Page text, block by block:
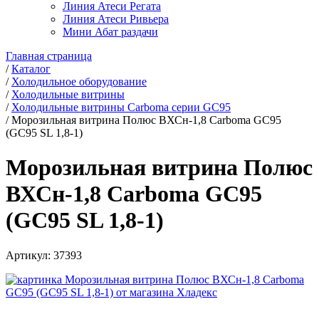
Линия Атеси Регата
Линия Атеси Ривьера
Мини Абат раздачи
Главная страница
/Каталог
/ Холодильное оборудование
/ Холодильные витрины
/ Холодильные витрины Carboma серии GC95
/Морозильная витрина Полюс ВХСн-1,8 Carboma GC95
(GC95 SL 1,8-1)
Морозильная витрина Полюс
ВХСн-1,8 Carboma GC95
(GC95 SL 1,8-1)
Артикул: 37393